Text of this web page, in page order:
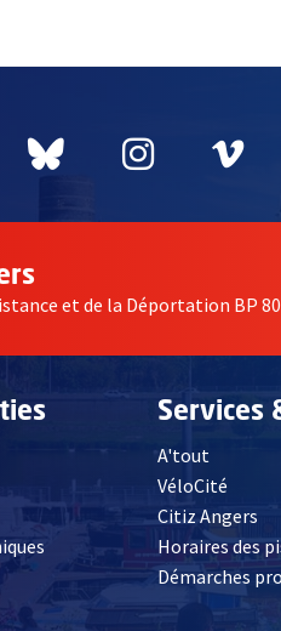
nouvelle fenêtre
une nouvelle
Bluesky
, Ouvre une
, Ouvre
,
et de la Déportation BP
fenêtre
Services
A'tout
VéloCité
Citiz Angers ,
Horaires des
Démarches